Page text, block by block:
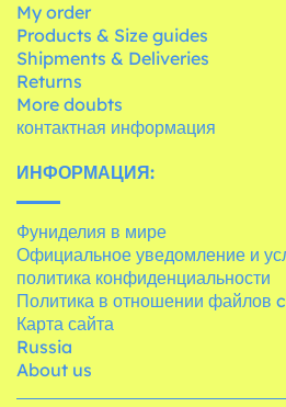
My order
Products & Size guides
Shipments & Deliveries
Returns
More doubts
контактная информация
ИНФОРМАЦИЯ:
Фуниделия в мире
Официальное уведомление и
политика конфиденциальности
Политика в отношении файлов
Карта сайта
Russia
About us